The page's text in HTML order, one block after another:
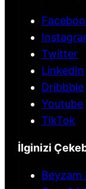
Twitter
LinkedIn
Dribbble
Youtube
TikTok
İlginizi
Beyzam